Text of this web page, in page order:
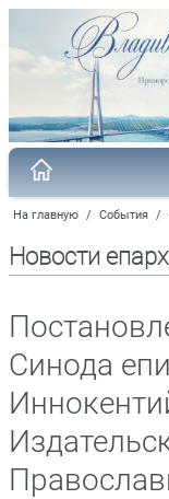
На главную / События /
Новости
Синода